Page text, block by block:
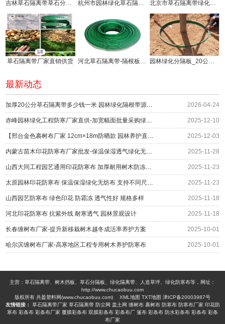
吉林草石隔离带草石分隔板生产厂家 杭州市园林绿化草石隔离带价钱! 北京市草石隔离带绿化分隔带厂家
草石隔离带厂家直销供货 河北草石隔离带-隔根板使用方法! 园林绿化分隔板_20公分草石隔离带厂家供应
最新动态
加厚20公分草石隔离带多少钱一米 园林绿化隔根带源头供应 2026-04-24
赤峰园林绿化工程防寒厂家直供-加宽幅面批量采购绿化防护 2025-12-10
【邢台金色裹树布厂家 12cm×18m防晒款 园林养护直供】 2025-12-03
内蒙古苗木印花防寒布厂家批发-保温保湿透气绿化无纺布围挡 2025-11-28
山西大同工程园艺通用印花防寒布 加厚耐用树木防冻绿布 冬季防护材料厂家 2025-11-23
太原园林印花防寒布 保温保湿绿化无纺布 支持不同尺寸定制 编织布生产厂家 2025-11-23
山西园艺防寒布 绿色印花 防霜冻 透气性好 规格多样 2025-11-18
河北印花防寒布 抗紫外线 耐寒透气 园林景观设计 2025-11-18
长春缠树布厂家-提升新移栽树木越冬成活率养护方案 2025-10-01
哈尔滨缠树布厂家-高寒地区工程专用树木养护防寒布 2025-10-01
主营：草石隔离带、树木挡板、草石分隔板、绿化隔离带、人造草坪、绿化防寒布等，网址：
http://www.chucaobuu.com
版权所有 共盈塑料网(www.chucaobuu.com) XML地图 TXT地图 津ICP备20003987号
友情链接：
草石隔离带厂家 草石隔离带 防尘网 盖土网 缠树布 裹树布 防寒布 防寒布厂家 印花防
寒布 彩条布 彩条布厂家 覆膜彩条布 双膜彩条布 彩条布厂 篷布 彩条布 防水彩条布 彩条布 彩条
布厂家